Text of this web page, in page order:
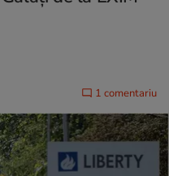
1 comentariu